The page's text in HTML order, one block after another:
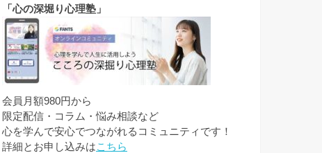
「心の深堀り心理塾」
会員月額980円から
限定配信・コラム・悩み相談など
心を学んで安心でつながれるコミュニティです！
詳細とお申し込みはこちら